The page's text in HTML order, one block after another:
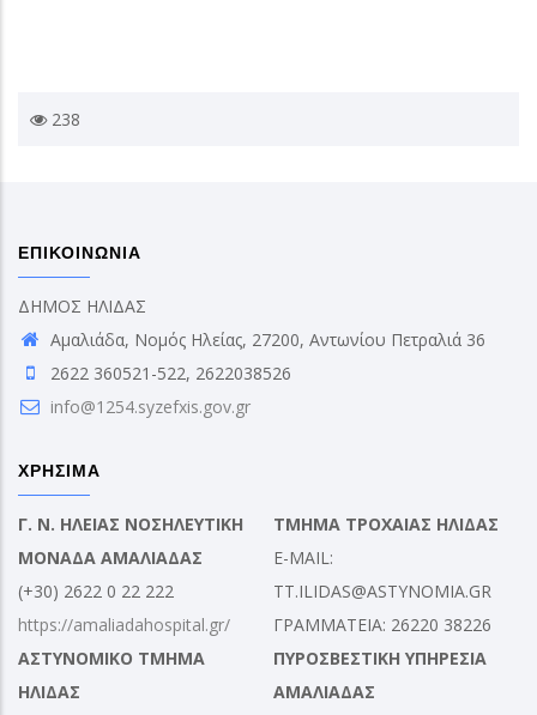
238
ΕΠΙΚΟΙΝΩΝΙΑ
ΔΗΜΟΣ ΗΛΙΔΑΣ
Αμαλιάδα, Νομός Ηλείας, 27200, Αντωνίου Πετραλιά 36
2622 360521-522, 2622038526
info@1254.syzefxis.gov.gr
ΧΡΗΣΙΜΑ
Γ. Ν. ΗΛΕΙΑΣ ΝΟΣΗΛΕΥΤΙΚΗ
ΜΟΝΑΔΑ ΑΜΑΛΙΑΔΑΣ
(+30) 2622 0 22 222
https://amaliadahospital.gr/
ΑΣΤΥΝΟΜΙΚΟ ΤΜΗΜΑ
ΗΛΙΔΑΣ
ΤΜΗΜΑ ΤΡΟΧΑΙΑΣ ΗΛΙΔΑΣ
E-MAIL:
TT.ILIDAS@ASTYNOMIA.GR
ΓΡΑΜΜΑΤΕΙΑ: 26220 38226
ΠΥΡΟΣΒΕΣΤΙΚΗ ΥΠΗΡΕΣΙΑ
ΑΜΑΛΙΑΔΑΣ